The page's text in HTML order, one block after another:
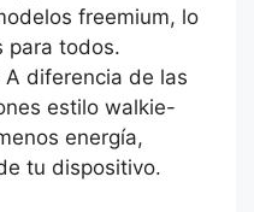
freemium, lo
para todos.
A diferencia de las
estilo walkie-
energía,
tu dispositivo.